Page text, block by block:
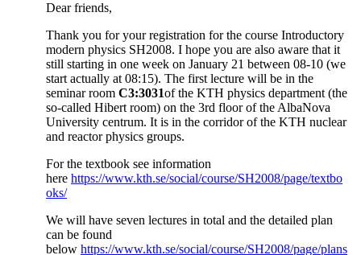
Dear friends,
Thank you for your registration for the course Introductory
modern physics SH2008. I hope you are also aware that it
still starting in one week on January 21 between 08-10 (we
start actually at 08:15). The first lecture will be in the
seminar room C3:3031of the KTH physics department (the
so-called Hibert room) on the 3rd floor of the AlbaNova
University centrum. It is in the corridor of the KTH nuclear
and reactor physics groups.
For the textbook see information
here https://www.kth.se/social/course/SH2008/page/textbo
oks/
We will have seven lectures in total and the detailed plan
can be found
below https://www.kth.se/social/course/SH2008/page/plans